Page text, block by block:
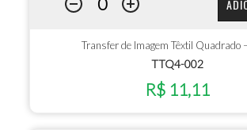
Transfer de Imagem Têxtil Quadrado
TTQ4-002
R$ 11,11